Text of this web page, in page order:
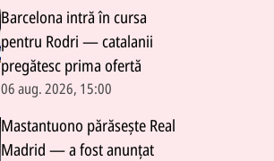
Barcelona intră în cursa
pentru Rodri — catalanii
pregătesc prima ofertă
06 aug. 2026, 15:00
Mastantuono părăsește Real
Madrid — a fost anunțat